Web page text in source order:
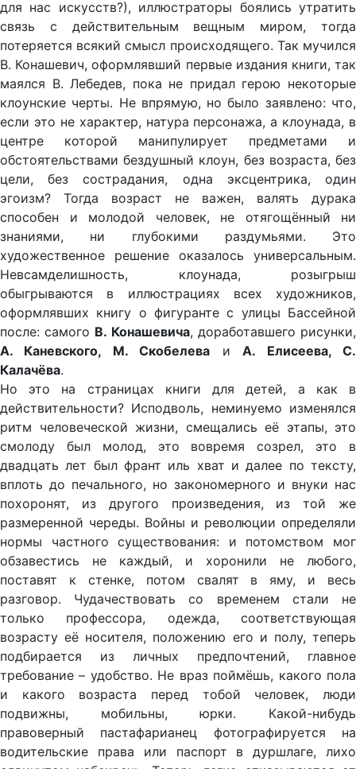
для нас искусств?), иллюстраторы боялись утратить
связь с действительным вещным миром, тогда
потеряется всякий смысл происходящего. Так мучился
В. Конашевич, оформлявший первые издания книги, так
маялся В. Лебедев, пока не придал герою некоторые
клоунские черты. Не впрямую, но было заявлено: что,
если это не характер, натура персонажа, а клоунада, в
центре которой манипулирует предметами и
обстоятельствами бездушный клоун, без возраста, без
цели, без сострадания, одна эксцентрика, один
эгоизм? Тогда возраст не важен, валять дурака
способен и молодой человек, не отягощённый ни
знаниями, ни глубокими раздумьями. Это
художественное решение оказалось универсальным.
Невсамделишность, клоунада, розыгрыш
обыгрываются в иллюстрациях всех художников,
оформлявших книгу о фигуранте с улицы Бассейной
после: самого В. Конашевича, доработавшего рисунки,
А. Каневского, М. Скобелева иА. Елисеева, С.
Калачёва.
Но это на страницах книги для детей, а как в
действительности? Исподволь, неминуемо изменялся
ритм человеческой жизни, смещались её этапы, это
смолоду был молод, это вовремя созрел, это в
двадцать лет был франт иль хват и далее по тексту,
вплоть до печального, но закономерного и внуки нас
похоронят, из другого произведения, из той же
размеренной череды. Войны и революции определяли
нормы частного существования: и потомством мог
обзавестись не каждый, и хоронили не любого,
поставят к стенке, потом свалят в яму, и весь
разговор. Чудачествовать со временем стали не
только профессора, одежда, соответствующая
возрасту её носителя, положению его и полу, теперь
подбирается из личных предпочтений, главное
требование – удобство. Не враз поймёшь, какого пола
и какого возраста перед тобой человек, люди
подвижны, мобильны, юрки. Какой-нибудь
правоверный пастафарианец фотографируется на
водительские права или паспорт в дуршлаге, лихо